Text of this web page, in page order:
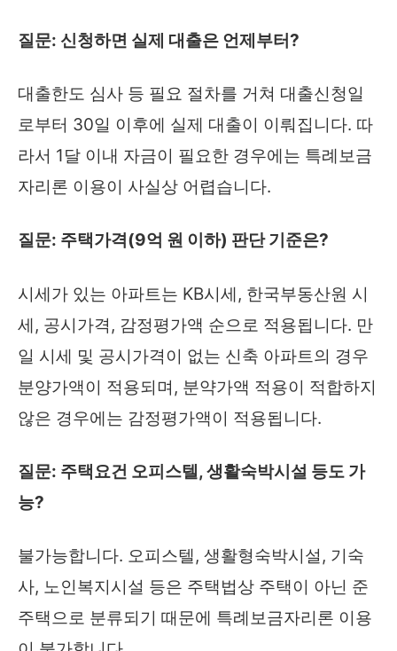
질문: 신청하면 실제 대출은 언제부터?
대출한도 심사 등 필요 절차를 거쳐 대출신청일
로부터 30일 이후에 실제 대출이 이뤄집니다. 따
라서 1달 이내 자금이 필요한 경우에는 특례보금
자리론 이용이 사실상 어렵습니다.
질문: 주택가격(9억 원 이하) 판단 기준은?
시세가 있는 아파트는 KB시세, 한국부동산원 시
세, 공시가격, 감정평가액 순으로 적용됩니다. 만
일 시세 및 공시가격이 없는 신축 아파트의 경우
분양가액이 적용되며, 분약가액 적용이 적합하지
않은 경우에는 감정평가액이 적용됩니다.
질문: 주택요건 오피스텔, 생활숙박시설 등도 가
능?
불가능합니다. 오피스텔, 생활형숙박시설, 기숙
사, 노인복지시설 등은 주택법상 주택이 아닌 준
주택으로 분류되기 때문에 특례보금자리론 이용